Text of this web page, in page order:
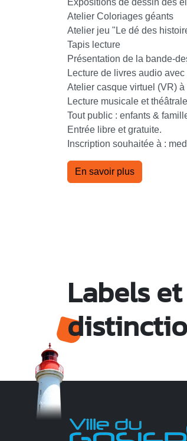
Atelier Coloriages géants
Atelier jeu "Le dé des
Tapis lecture
Présentation de la bande-
Lecture de livres audio
Atelier casque virtuel (VR) à
Lecture musicale et
Tout public : enfants &
Entrée libre et gratuite.
Inscription souhaitée à :
En savoir plus
Labels et